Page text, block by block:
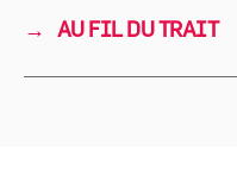
→ AU FIL DU TRAIT